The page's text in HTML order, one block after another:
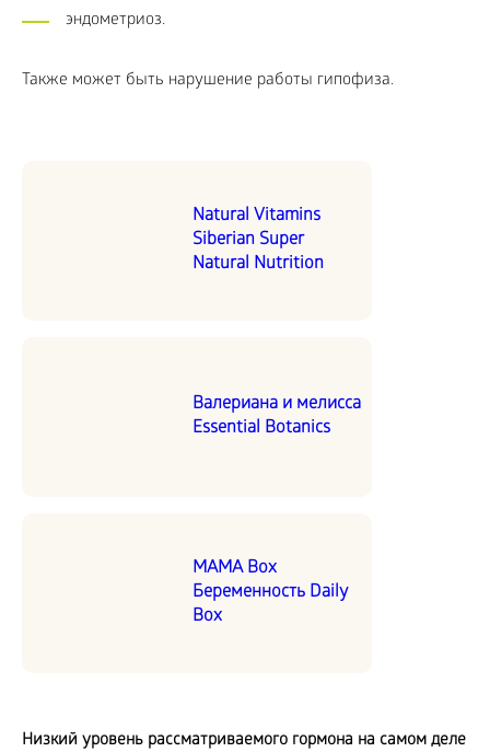
эндометриоз.
Также может быть нарушение работы гипофиза.
Natural Vitamins
Siberian Super
Natural Nutrition
Валериана и мелисса
Essential Botanics
MAMA Box
Беременность Daily
Box
Низкий уровень рассматриваемого гормона на самом деле